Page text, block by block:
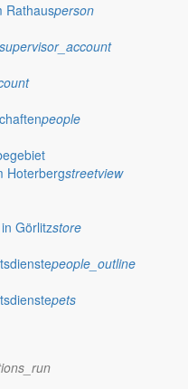
Rathausperson
supervisor_account
people
Hoterbergstreetview
Görlitzstore
people_outline
pets